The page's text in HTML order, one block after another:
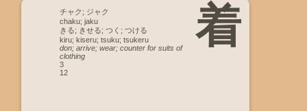
着
チャク; ジャク
chaku; jaku
きる; きせる; つく; つける
kiru; kiseru; tsuku; tsukeru
don; arrive; wear; counter for suits of
clothing
3
12